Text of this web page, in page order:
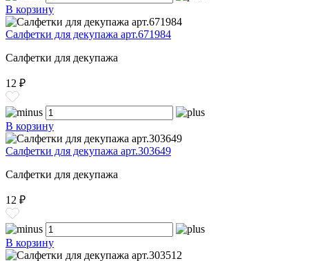
В корзину
Салфетки для декупажа арт.671984
Салфетки для декупажа
12 ₽
В корзину
Салфетки для декупажа арт.303649
Салфетки для декупажа
12 ₽
В корзину